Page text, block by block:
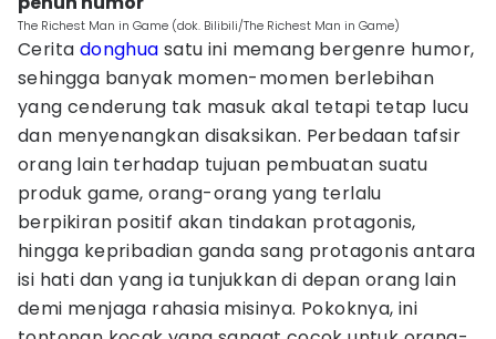
The Richest Man in Game (dok. Bilibili/The Richest Man in Game)
Cerita donghua satu ini memang bergenre humor,
sehingga banyak momen-momen berlebihan
yang cenderung tak masuk akal tetapi tetap lucu
dan menyenangkan disaksikan. Perbedaan tafsir
orang lain terhadap tujuan pembuatan suatu
produk game, orang-orang yang terlalu
berpikiran positif akan tindakan protagonis,
hingga kepribadian ganda sang protagonis antara
isi hati dan yang ia tunjukkan di depan orang lain
demi menjaga rahasia misinya. Pokoknya, ini